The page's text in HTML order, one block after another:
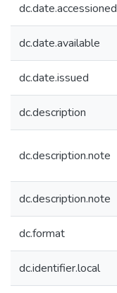
dc.date.accessioned
dc.date.available
dc.date.issued
dc.description
dc.description.note
dc.description.note
dc.format
dc.identifier.local